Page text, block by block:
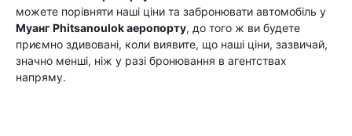
можете порівняти наші ціни та забронювати автомобіль у
Муанг Phitsanoulok аеропорту, до того ж ви будете
приємно здивовані, коли виявите, що наші ціни, зазвичай,
значно менші, ніж у разі бронювання в агентствах
напряму.